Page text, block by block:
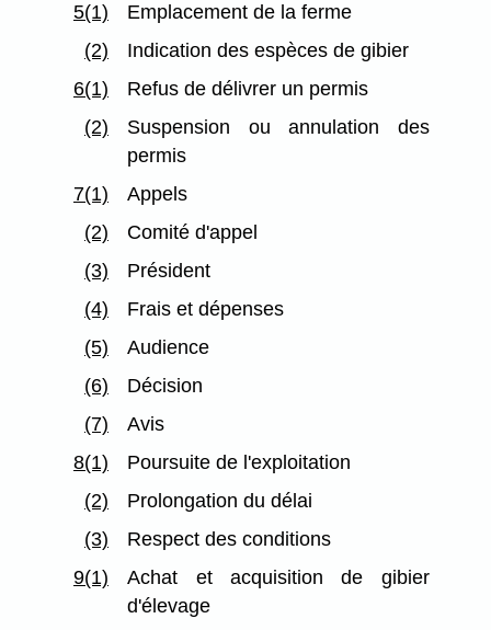
5(1)
Emplacement de la ferme
(2)
Indication des espèces de gibier
6(1)
Refus de délivrer un permis
(2)
Suspension ou annulation des
permis
7(1)
Appels
(2)
Comité d'appel
(3)
Président
(4)
Frais et dépenses
(5)
Audience
(6)
Décision
(7)
Avis
8(1)
Poursuite de l'exploitation
(2)
Prolongation du délai
(3)
Respect des conditions
9(1)
Achat et acquisition de gibier
d'élevage